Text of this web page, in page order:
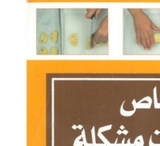
25.00د.م..
16.00د.م..